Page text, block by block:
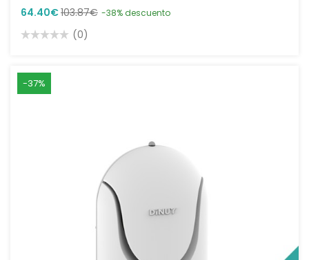
64.40€103.87€ -38% descuento
(0)
-37%